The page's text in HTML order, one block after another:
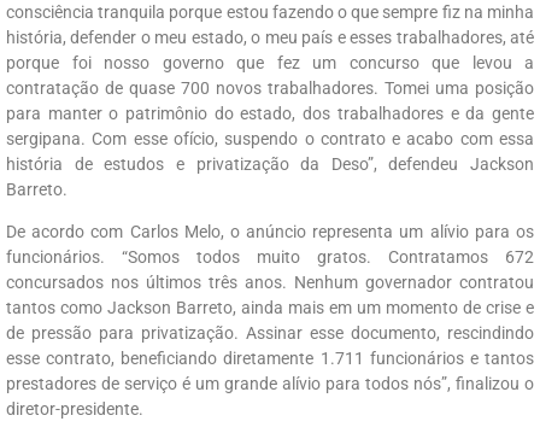
consciência tranquila porque estou fazendo o que sempre fiz na minha
história, defender o meu estado, o meu país e esses trabalhadores, até
porque foi nosso governo que fez um concurso que levou a
contratação de quase 700 novos trabalhadores. Tomei uma posição
para manter o patrimônio do estado, dos trabalhadores e da gente
sergipana. Com esse ofício, suspendo o contrato e acabo com essa
história de estudos e privatização da Deso”, defendeu Jackson
Barreto.
De acordo com Carlos Melo, o anúncio representa um alívio para os
funcionários. “Somos todos muito gratos. Contratamos 672
concursados nos últimos três anos. Nenhum governador contratou
tantos como Jackson Barreto, ainda mais em um momento de crise e
de pressão para privatização. Assinar esse documento, rescindindo
esse contrato, beneficiando diretamente 1.711 funcionários e tantos
prestadores de serviço é um grande alívio para todos nós”, finalizou o
diretor-presidente.